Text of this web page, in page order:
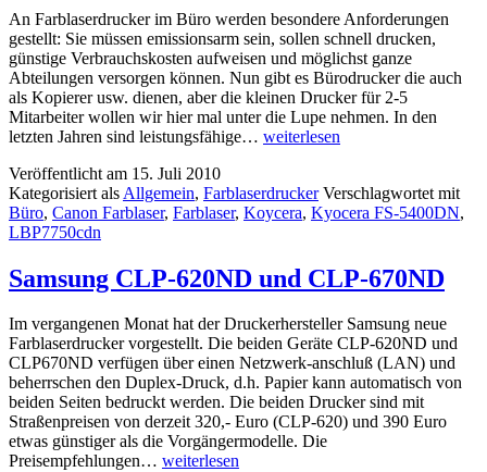
An Farblaserdrucker im Büro werden besondere Anforderungen
gestellt: Sie müssen emissionsarm sein, sollen schnell drucken,
günstige Verbrauchskosten aufweisen und möglichst ganze
Abteilungen versorgen können. Nun gibt es Bürodrucker die auch
als Kopierer usw. dienen, aber die kleinen Drucker für 2-5
Mitarbeiter wollen wir hier mal unter die Lupe nehmen. In den
letzten Jahren sind leistungsfähige… Farblaserdrucker
weiterlesen
Veröffentlicht am 15. Juli 2010
Kategorisiert als Allgemein, Farblaserdrucker Verschlagwortet mit
Büro, Canon Farblaser, Farblaser, Koycera, Kyocera FS-5400DN,
LBP7750cdn
Samsung CLP-620ND und CLP-670ND
Im vergangenen Monat hat der Druckerhersteller Samsung neue
Farblaserdrucker vorgestellt. Die beiden Geräte CLP-620ND und
CLP670ND verfügen über einen Netzwerk-anschluß (LAN) und
beherrschen den Duplex-Druck, d.h. Papier kann automatisch von
beiden Seiten bedruckt werden. Die beiden Drucker sind mit
Straßenpreisen von derzeit 320,- Euro (CLP-620) und 390 Euro
etwas günstiger als die Vorgängermodelle. Die
Preisempfehlungen… Samsung
weiterlesen